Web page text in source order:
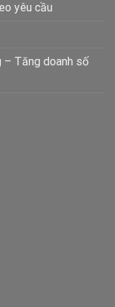
yêu cầu
– Tăng doanh số